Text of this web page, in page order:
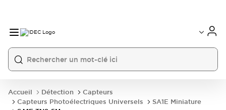
Accueil Détection
Capteurs
Capteurs Photoélectriques Universels
SA1E Miniature